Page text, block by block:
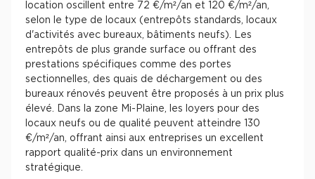
location oscillent entre 72 €/m²/an et 120 €/m²/an,
selon le type de locaux (entrepôts standards, locaux
d'activités avec bureaux, bâtiments neufs)​. Les
entrepôts de plus grande surface ou offrant des
prestations spécifiques comme des portes
sectionnelles, des quais de déchargement ou des
bureaux rénovés peuvent être proposés à un prix plus
élevé. Dans la zone Mi-Plaine, les loyers pour des
locaux neufs ou de qualité peuvent atteindre 130
€/m²/an, offrant ainsi aux entreprises un excellent
rapport qualité-prix dans un environnement
stratégique.